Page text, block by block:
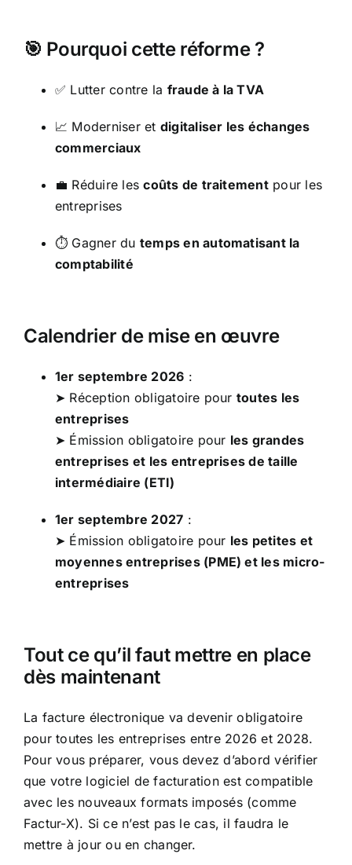
🎯 Pourquoi cette réforme ?
✅ Lutter contre la fraude à la TVA
📈 Moderniser et digitaliser les échanges
commerciaux
💼 Réduire lescoûts de traitementpour les
entreprises
⏱ Gagner du temps en automatisant la
comptabilité
Calendrier de mise en œuvre
1er septembre 2026 :
➤ Réception obligatoire pour toutes les
entreprises
➤ Émission obligatoire pour les grandes
entreprises et les entreprises de taille
intermédiaire (ETI)
1er septembre 2027 :
➤ Émission obligatoire pour les petites et
moyennes entreprises (PME) et les micro-
entreprises
Tout ce qu’il faut mettre en place
dès maintenant
La facture électronique va devenir obligatoire
pour toutes les entreprises entre 2026 et 2028.
Pour vous préparer, vous devez d’abord vérifier
que votre logiciel de facturation est compatible
avec les nouveaux formats imposés (comme
Factur-X). Si ce n’est pas le cas, il faudra le
mettre à jour ou en changer.